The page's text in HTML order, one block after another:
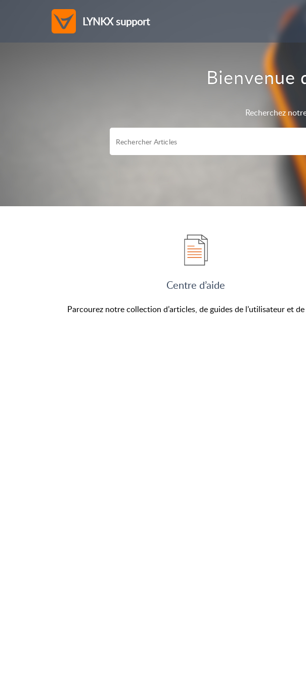
LYNKX support
Bienvenue
Recherchez
Centre d’aide
Parcourez notre collection d’articles, de guides de l’utilisateur et